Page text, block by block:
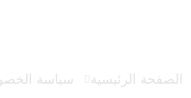
الصفحة الرئيسية سياسة